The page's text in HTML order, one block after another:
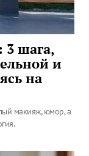
3 шага,
и
на
макияж, юмор, а